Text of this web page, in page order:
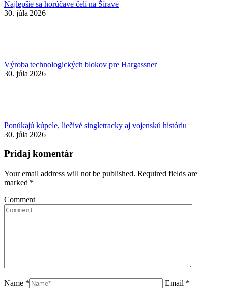
Najlepšie sa horúčave čelí na Šírave
30. júla 2026
Výroba technologických blokov pre Hargassner
30. júla 2026
Ponúkajú kúpele, liečivé singletracky aj vojenskú históriu
30. júla 2026
Pridaj komentár
Your email address will not be published. Required fields are
marked *
Comment
Name *
Email *